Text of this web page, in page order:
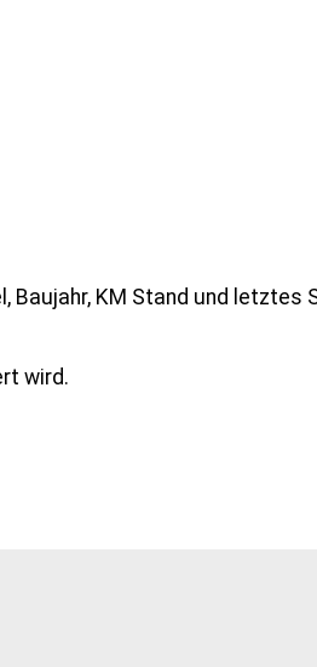
KM Stand und letztes
wird.